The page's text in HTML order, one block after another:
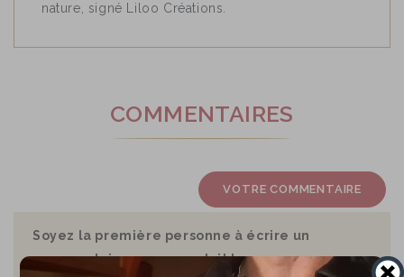
nature, signé Liloo Créations.
COMMENTAIRES
VOTRE COMMENTAIRE
Soyez la première personne à écrire un
commentaire sur ce produit !